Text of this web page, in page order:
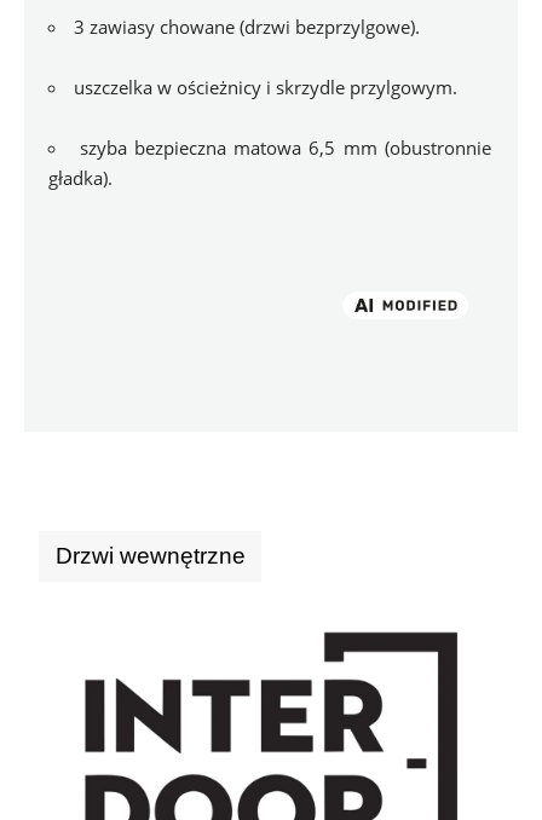
3 zawiasy chowane (drzwi bezprzylgowe).
uszczelka w ościeżnicy i skrzydle przylgowym.
szyba bezpieczna matowa 6,5 mm (obustronnie
gładka).
Drzwi wewnętrzne